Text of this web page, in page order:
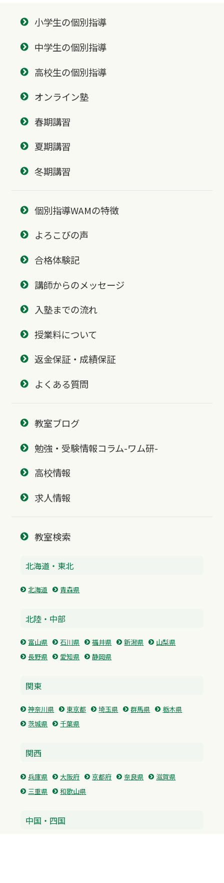
小学生の個別指導
中学生の個別指導
高校生の個別指導
オンライン塾
春期講習
夏期講習
冬期講習
個別指導WAMの特徴
よろこびの声
合格体験記
講師からのメッセージ
入塾までの流れ
授業料について
返金保証・成績保証
よくある質問
教室ブログ
勉強・受験情報コラム-ワム研-
高校情報
求人情報
教室検索
北海道・東北
北海道 青森県
北陸・中部
富山県 石川県 福井県 新潟県
山梨県
長野県
愛知県 静岡県
関東
神奈川県 東京都 埼玉県 群馬県
栃木県
茨城県
千葉県
関西
兵庫県 大阪府 京都府 奈良県
滋賀県
三重県
和歌山県
中国・四国